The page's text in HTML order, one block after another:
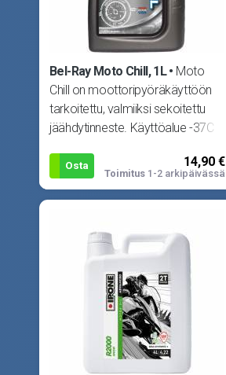
Bel-Ray Moto Chill, 1L
Moto
Chill on moottoripyöräkäyttöön
tarkoitettu, valmiiksi sekoitettu
jäähdytinneste. Käyttöalue -37C -
Osta 14,90 €
Toimitus 1-2 arkipäivässä